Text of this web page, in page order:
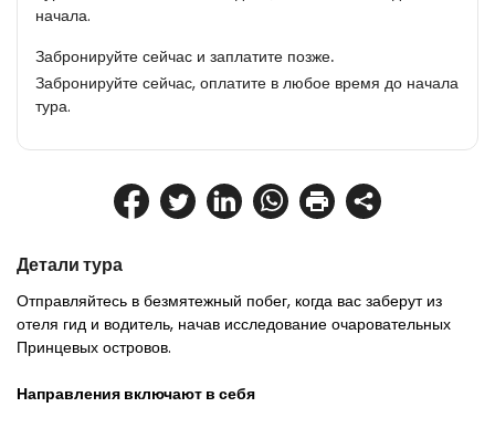
Детали тура
Отправляйтесь в безмятежный побег, когда вас заберут из
отеля гид и водитель, начав исследование очаровательных
Принцевых островов.
Направления включают в себя
начала.
Забронируйте сейчас и заплатите позже.
Забронируйте сейчас, оплатите в любое время до начала
тура.